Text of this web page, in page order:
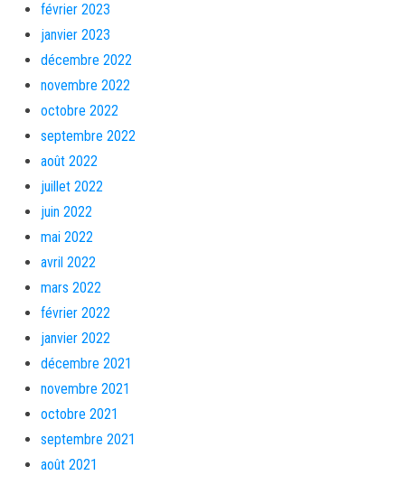
février 2023
janvier 2023
décembre 2022
novembre 2022
octobre 2022
septembre 2022
août 2022
juillet 2022
juin 2022
mai 2022
avril 2022
mars 2022
février 2022
janvier 2022
décembre 2021
novembre 2021
octobre 2021
septembre 2021
août 2021